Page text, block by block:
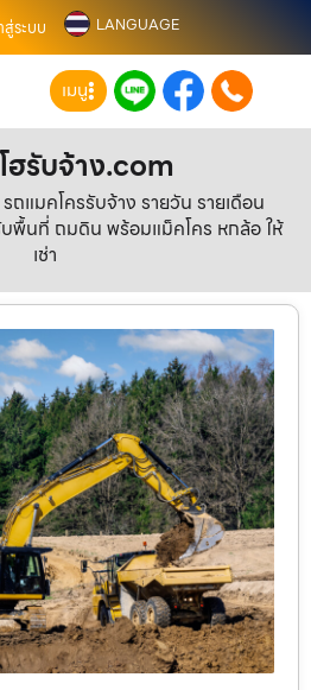
สู่ระบบ LANGUAGE
เมนู
ฮรับจ้าง.com
ถแมคโครรับจ้าง รายวัน รายเดือน
พื้นที่ ถมดิน พร้อมแม็คโคร หกล้อ ให้
เช่า